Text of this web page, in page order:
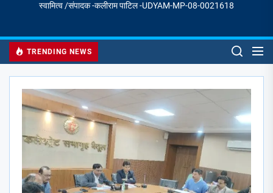
स्वामित्व /संपादक -कलीराम पाटिल -UDYAM-MP-08-0021618
TRENDING NEWS